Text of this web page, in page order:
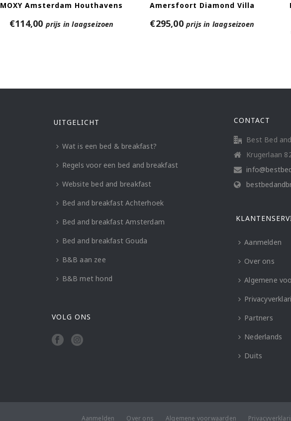
MOXY Amsterdam Houthavens
€114,00 prijs in laagseizoen
Amersfoort Diamond Villa
€295,00 prijs in laagseizoen
UITGELICHT
Wat is een bed & breakfast?
Regels voor een bed and breakfast
Website bed and breakfast
Bed and breakfast Achterhoek
Bed and breakfast Amsterdam
Bed and breakfast Gouda
B&B aan zee
B&B met hond
VOLG ONS
CONTACT
Best Bed
Krugerlaan
Aanmelden
Over ons
Algemene
Partners
Nederlands
Duits
Aanmelden Over ons Algemene voorwaarden